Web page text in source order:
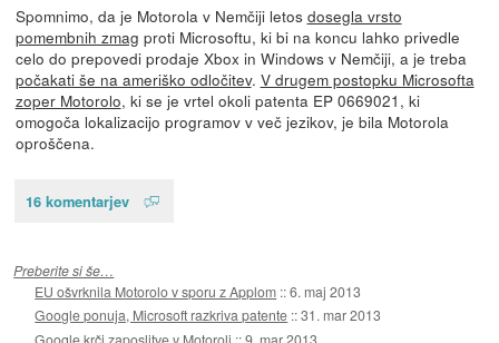
Spomnimo, da je Motorola v Nemčiji letos dosegla vrsto
pomembnih zmag proti Microsoftu, ki bi na koncu lahko privedle
celo do prepovedi prodaje Xbox in Windows v Nemčiji, a je treba
počakati še na ameriško odločitev. V drugem postopku Microsofta
zoper Motorolo, ki se je vrtel okoli patenta EP 0669021, ki
omogoča lokalizacijo programov v več jezikov, je bila Motorola
oproščena.
16 komentarjev
Preberite si še…
EU ošvrknila Motorolo v sporu z Applom ::6. maj 2013
Google ponuja, Microsoft razkriva patente ::31. mar 2013
Google krči zaposlitve v Motoroli ::9. mar 2013